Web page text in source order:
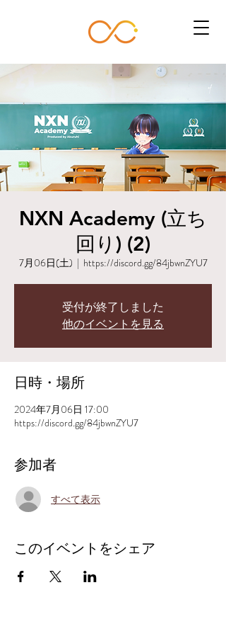
NXN Academy (立ち
回り) (2)
7月06日(土)
  |
https://discord.gg/84jbwnZYU7
受付が終了しました
他のイベントを見る
日時・場所
2024年7月06日 17:00
https://discord.gg/84jbwnZYU7
参加者
すべて表示
このイベントをシェア